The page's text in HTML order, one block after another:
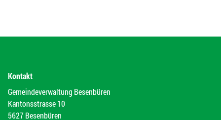
Kontakt
Gemeindeverwaltung Besenbüren
Kantonsstrasse 10
5627 Besenbüren